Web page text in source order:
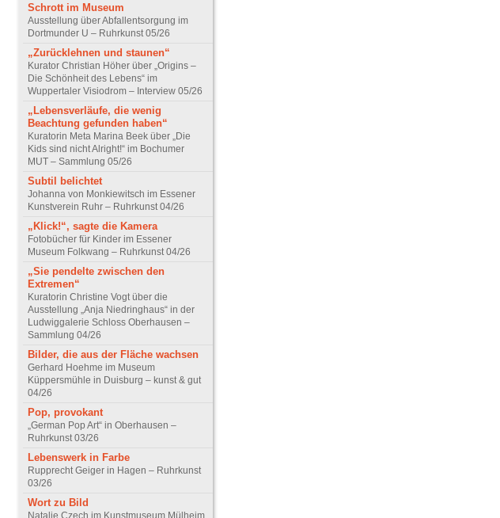
Schrott im Museum
Ausstellung über Abfallentsorgung im
Dortmunder U – Ruhrkunst 05/26
„Zurücklehnen und staunen“
Kurator Christian Höher über „Origins –
Die Schönheit des Lebens“ im
Wuppertaler Visiodrom – Interview 05/26
„Lebensverläufe, die wenig
Beachtung gefunden haben“
Kuratorin Meta Marina Beek über „Die
Kids sind nicht Alright!“ im Bochumer
MUT – Sammlung 05/26
Subtil belichtet
Johanna von Monkiewitsch im Essener
Kunstverein Ruhr – Ruhrkunst 04/26
„Klick!“, sagte die Kamera
Fotobücher für Kinder im Essener
Museum Folkwang – Ruhrkunst 04/26
„Sie pendelte zwischen den
Extremen“
Kuratorin Christine Vogt über die
Ausstellung „Anja Niedringhaus“ in der
Ludwiggalerie Schloss Oberhausen –
Sammlung 04/26
Bilder, die aus der Fläche wachsen
Gerhard Hoehme im Museum
Küppersmühle in Duisburg – kunst & gut
04/26
Pop, provokant
„German Pop Art“ in Oberhausen –
Ruhrkunst 03/26
Lebenswerk in Farbe
Rupprecht Geiger in Hagen – Ruhrkunst
03/26
Wort zu Bild
Natalie Czech im Kunstmuseum Mülheim